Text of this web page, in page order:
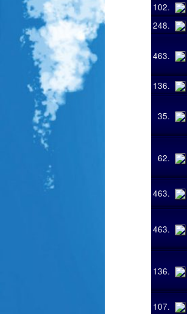
102.
248.
463.
136.
35.
62.
463.
463.
136.
107.